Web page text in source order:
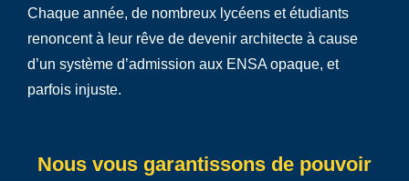
Chaque année, de nombreux lycéens et étudiants
renoncent à leur rêve de devenir architecte à cause
d’un système d’admission aux ENSA opaque, et
parfois injuste.
Nous vous garantissons de pouvoir